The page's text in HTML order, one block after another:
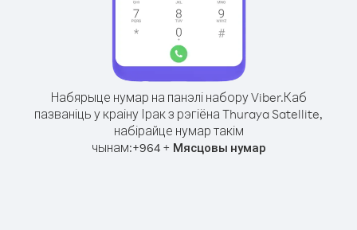
Набярыце нумар на панэлі набору Viber.Каб
пазваніць у краіну Ірак з рэгіёна Thuraya Satellite,
набірайце нумар такім
чынам:+964+ Мясцовы нумар